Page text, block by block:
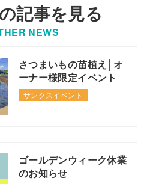
記事を見る
NEWS
さつまいもの苗植え│オ
ーナー様限定イベント
サンクスイベント
ゴールデンウィーク休業
のお知らせ